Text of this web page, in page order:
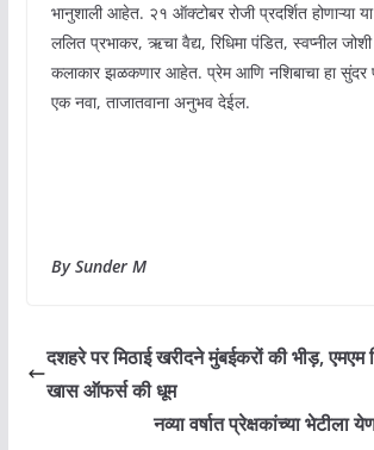
भानुशाली आहेत. २१ ऑक्टोबर रोजी प्रदर्शित होणाऱ्या
ललित प्रभाकर, ऋचा वैद्य, रिधिमा पंडित, स्वप्नील
कलाकार झळकणार आहेत. प्रेम आणि नशिबाचा हा सुंदर
एक नवा, ताजातवाना अनुभव देईल.
By Sunder M
दशहरे पर मिठाई खरीदने मुंबईकरों की भीड़, एमएम
खास ऑफर्स की धूम
नव्या वर्षात प्रेक्षकांच्या भेटीला